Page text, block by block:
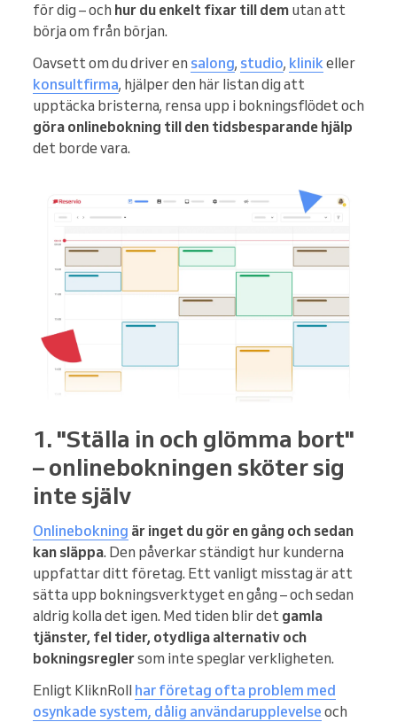
för dig – och hur du enkelt fixar till dem utan att
börja om från början.
Oavsett om du driver en salong, studio, klinikeller
konsultfirma, hjälper den här listan dig att
upptäcka bristerna, rensa upp i bokningsflödet och
göra onlinebokning till den tidsbesparande hjälp
det borde vara.
1. "Ställa in och glömma bort"
– onlinebokningen sköter sig
inte själv
Onlinebokning är inget du gör en gång och sedan
kan släppa. Den påverkar ständigt hur kunderna
uppfattar ditt företag. Ett vanligt misstag är att
sätta upp bokningsverktyget en gång – och sedan
aldrig kolla det igen. Med tiden blir det gamla
tjänster, fel tider, otydliga alternativ och
bokningsreglersom inte speglar verkligheten.
Enligt KliknRoll har företag ofta problem med
osynkade system, dålig användarupplevelse och